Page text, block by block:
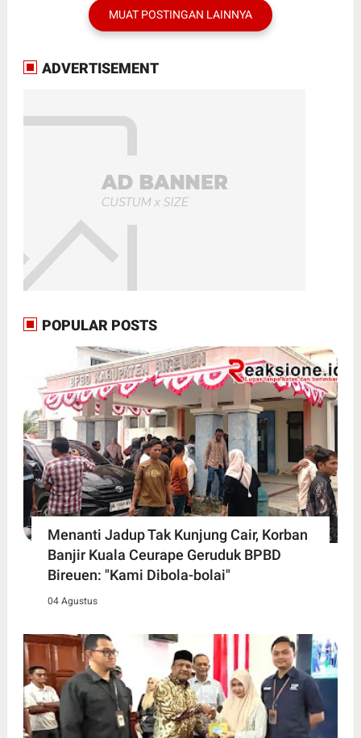
MUAT POSTINGAN LAINNYA
ADVERTISEMENT
POPULAR POSTS
Menanti Jadup Tak Kunjung Cair, Korban
Banjir Kuala Ceurape Geruduk BPBD
Bireuen: "Kami Dibola-bolai"
04 Agustus